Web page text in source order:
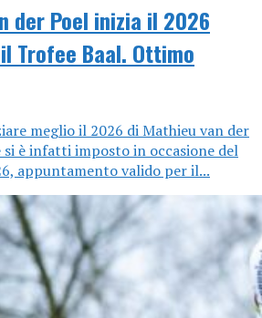
der Poel inizia il 2026
Trofee Baal. Ottimo
meglio il 2026 di Mathieu van der
si è infatti imposto in occasione del
appuntamento valido per il...